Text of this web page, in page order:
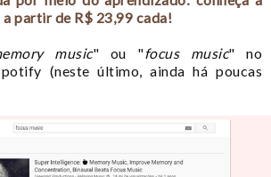
music" ou "focus music" no
(neste último, ainda há poucas